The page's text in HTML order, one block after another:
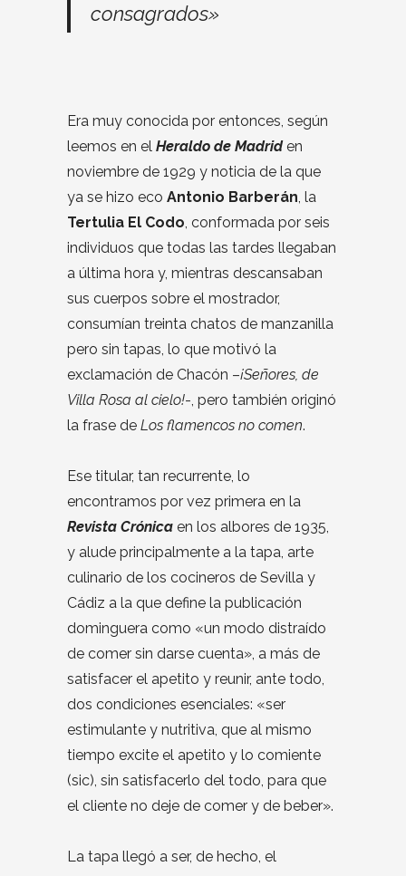
consagrados»
Era muy conocida por entonces, según
leemos en el Heraldo de Madriden
noviembre de 1929 y noticia de la que
ya se hizo eco Antonio Barberán , la
Tertulia El Codo , conformada por seis
individuos que todas las tardes llegaban
a última hora y, mientras descansaban
sus cuerpos sobre el mostrador,
consumían treinta chatos de manzanilla
pero sin tapas, lo que motivó la
exclamación de Chacón –¡Señores, de
Villa Rosa al cielo!-, pero también originó
la frase de Los flamencos no comen.
Ese titular, tan recurrente, lo
encontramos por vez primera en la
Revista Crónica en los albores de 1935,
y alude principalmente a la tapa, arte
culinario de los cocineros de Sevilla y
Cádiz a la que define la publicación
dominguera como «un modo distraído
de comer sin darse cuenta», a más de
satisfacer el apetito y reunir, ante todo,
dos condiciones esenciales: «ser
estimulante y nutritiva, que al mismo
tiempo excite el apetito y lo comiente
(sic), sin satisfacerlo del todo, para que
el cliente no deje de comer y de beber».
La tapa llegó a ser, de hecho, el